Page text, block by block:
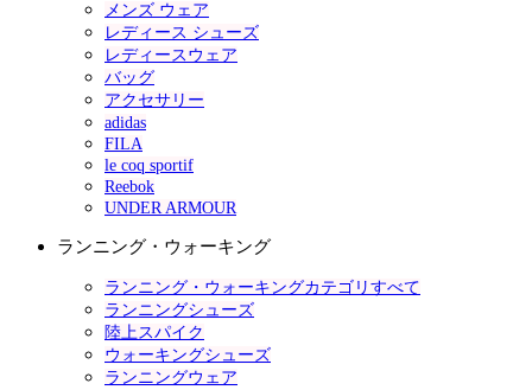
メンズ ウェア
レディース シューズ
レディースウェア
バッグ
アクセサリー
adidas
FILA
le coq sportif
Reebok
UNDER ARMOUR
ランニング・ウォーキング
ランニング・ウォーキングカテゴリすべて
ランニングシューズ
陸上スパイク
ウォーキングシューズ
ランニングウェア